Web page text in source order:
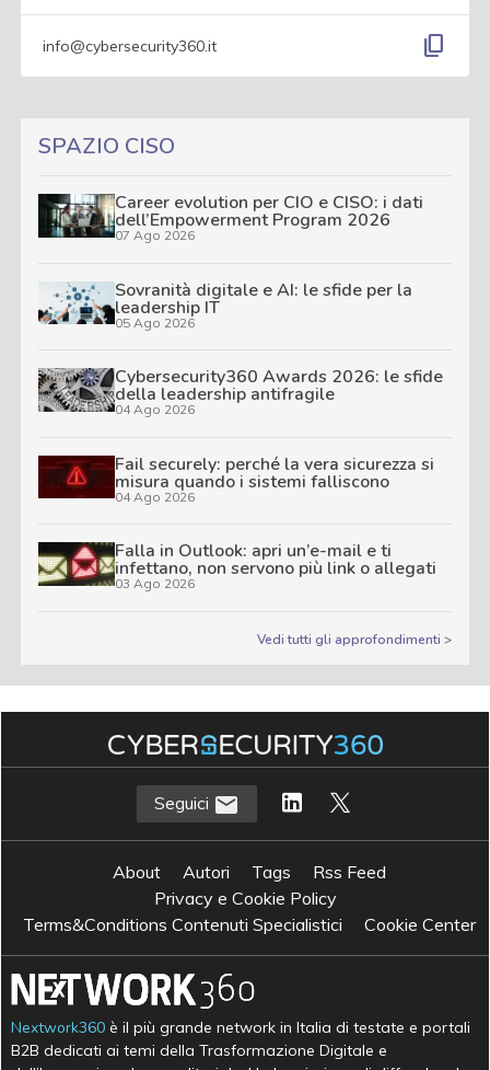
info@cybersecurity360.it content_copy
SPAZIO CISO
Career evolution per CIO e CISO: i dati
dell’Empowerment Program 2026
07 Ago 2026
Sovranità digitale e AI: le sfide per la
leadership IT
05 Ago 2026
Cybersecurity360 Awards 2026: le sfide
della leadership antifragile
04 Ago 2026
Fail securely: perché la vera sicurezza si
misura quando i sistemi falliscono
04 Ago 2026
Falla in Outlook: apri un’e-mail e ti
infettano, non servono più link o allegati
03 Ago 2026
Vedi tutti gli approfondimenti >
Seguici
About Autori Tags
Rss Feed
Privacy e Cookie Policy
Terms&Conditions Contenuti Specialistici
Cookie Center
Nextwork360 è il più grande network in Italia di testate e portali
B2B dedicati ai temi della Trasformazione Digitale e